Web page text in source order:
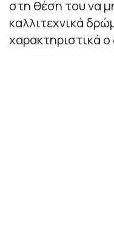
στη θέση του να
καλλιτεχνικά
χαρακτηριστικά